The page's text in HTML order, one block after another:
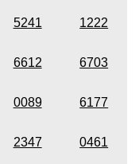
5241 1222
6612 6703
0089 6177
2347 0461